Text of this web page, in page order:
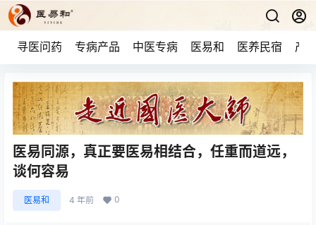
寻医问药 专病产品 中医专病 医易和 医养民宿 产
医易同源，真正要医易相结合，任重而道远，
谈何容易
医易和 4 年前 0